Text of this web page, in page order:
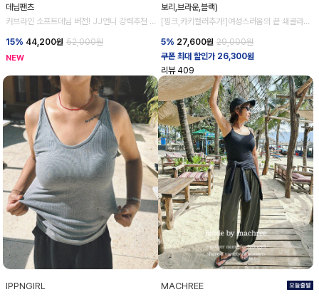
데님팬츠
커브라인 소프트데님 버전! JJ언니 강력추천 데
15% 44,200원 52,000원
NEW
보리,브라운,블랙)
[핑크,카키컬러추가!]여성스러움의 끝 쇄골라인
5% 27,600원 29,000원
쿠폰 최대 할인가 26,300원
리뷰 409
IPPNGIRL MACHREE